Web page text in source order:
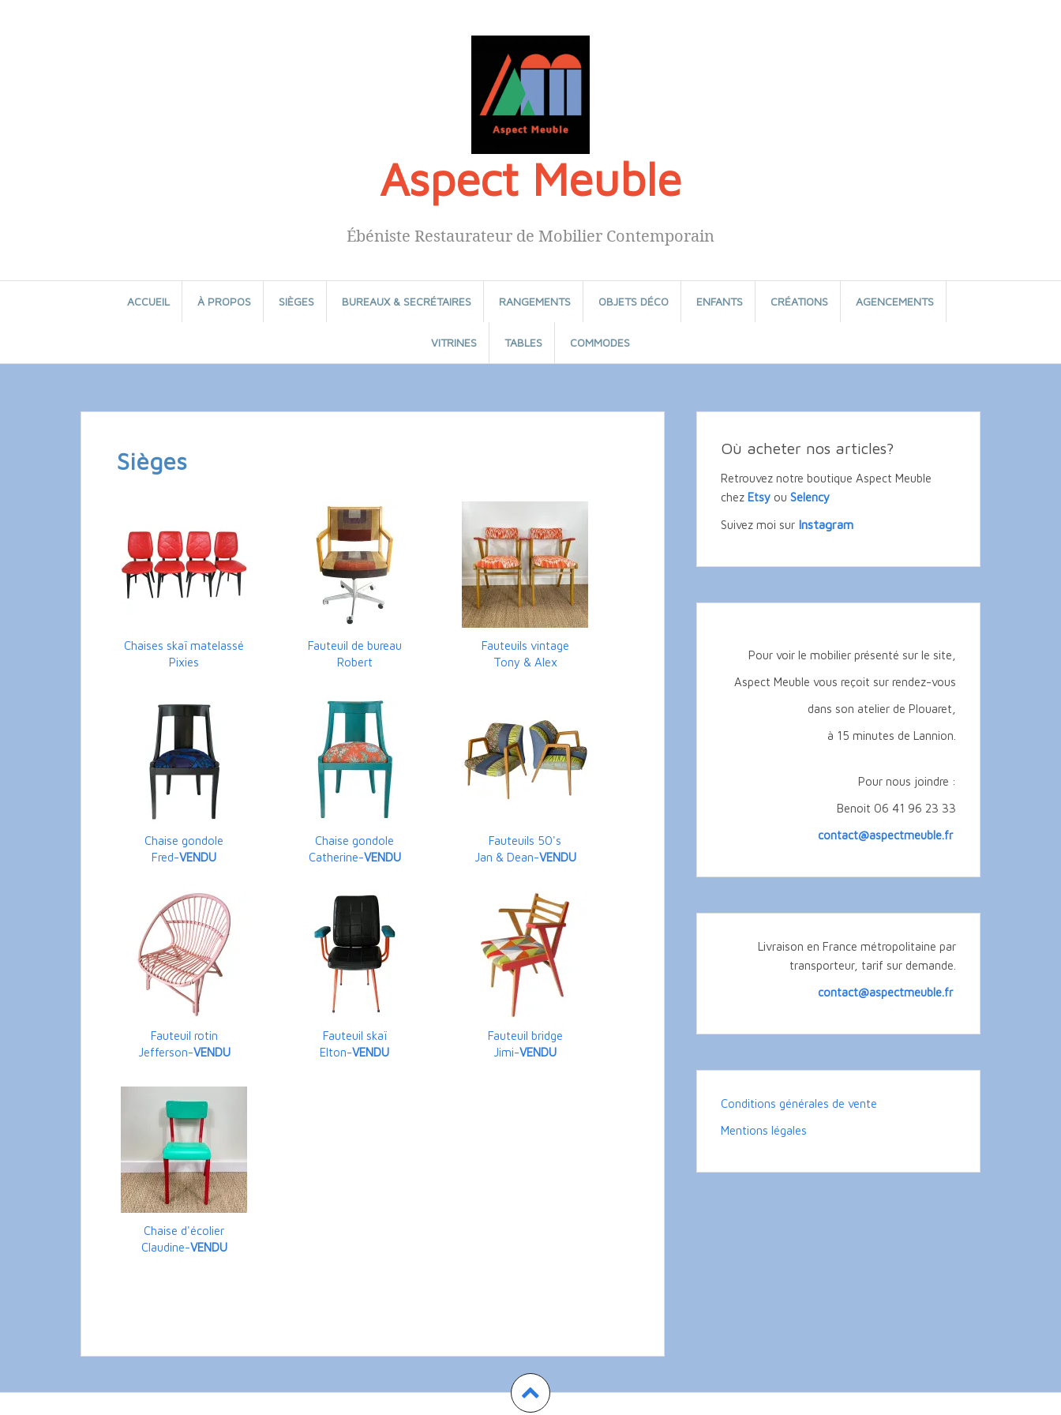
Aspect Meuble
Ébéniste Restaurateur de Mobilier Contemporain
ACCUEIL À PROPOS SIÈGES BUREAUX & SECRÉTAIRES RANGEMENTS OBJETS DÉCO ENFANTS CRÉATIONS AGENCEMENTS
VITRINES TABLES COMMODES
Sièges
Chaises skaï matelassé
Pixies
Fauteuil de bureau
Robert
Fauteuils vintage
Tony & Alex
Chaise gondole
Fred-VENDU
Chaise gondole
Catherine-VENDU
Fauteuils 50's
Jan & Dean-VENDU
Fauteuil rotin
Jefferson-VENDU
Fauteuil skaï
Elton-VENDU
Fauteuil bridge
Jimi-VENDU
Chaise d'écolier
Claudine-VENDU
Où acheter nos articles?
Retrouvez notre boutique Aspect Meuble
chez Etsy ou Selency
Suivez moi sur Instagram
Pour voir le mobilier présenté sur le site,
Aspect Meuble vous reçoit sur rendez-vous
dans son atelier de Plouaret,
à 15 minutes de Lannion.
Pour nous joindre :
Benoit 06 41 96 23 33
contact@aspectmeuble.fr
Livraison en France métropolitaine par
transporteur, tarif sur demande.
contact@aspectmeuble.fr
Conditions générales de vente
Mentions légales